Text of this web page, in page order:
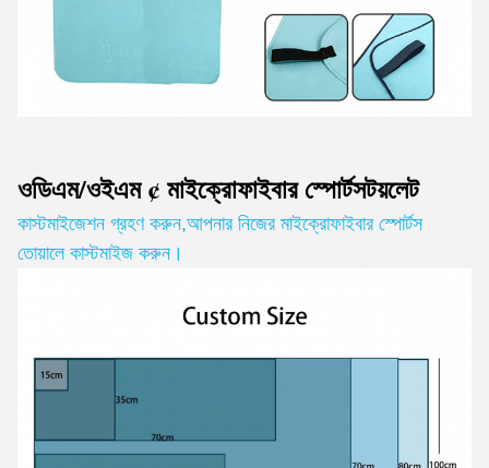
ওডিএম/ওইএম ¢ মাইক্রোফাইবার স্পোর্টসটয়লেট
কাস্টমাইজেশন গ্রহণ করুন,আপনার নিজের মাইক্রোফাইবার স্পোর্টস
তোয়ালে কাস্টমাইজ করুন।